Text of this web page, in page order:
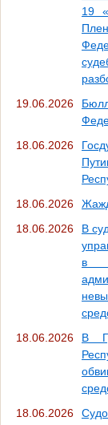
19
19.06.2026
18.06.2026
18.06.2026
18.06.2026
В
в
18.06.2026
В
18.06.2026